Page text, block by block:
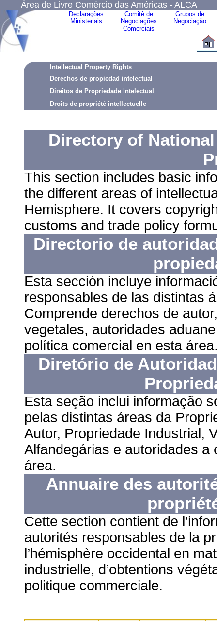
Área de Livre Comércio das Américas - ALCA
Declarações
Ministeriais
Comitê de
Negociações
Comerciais
Grupos de
Negociação
Intellectual Property Rights
Derechos de propiedad intelectual
Direitos de Propriedade Intelectual
Droits de propriété intellectuelle
Directory of
This section includes basic
the different areas of
Hemisphere. It covers
customs and trade policy
Directorio de
Esta sección incluye
responsables de las distintas
Comprende derechos de
vegetales, autoridades
política comercial en esta
Diretório de
Esta seção inclui informação
pelas distintas áreas da
Autor, Propriedade Industrial,
Alfandegárias e autoridades a
área.
Annuaire des
Cette section contient de
autorités responsables de la
l’hémisphère occidental en
industrielle, d’obtentions
politique commerciale.